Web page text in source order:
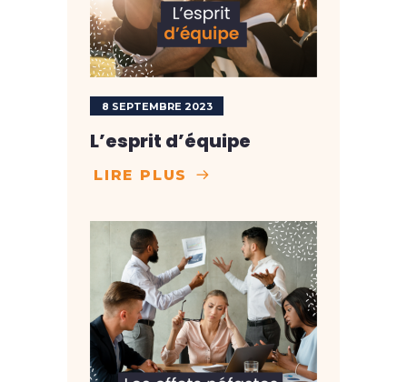
8 SEPTEMBRE 2023
L’esprit d’équipe
LIRE PLUS